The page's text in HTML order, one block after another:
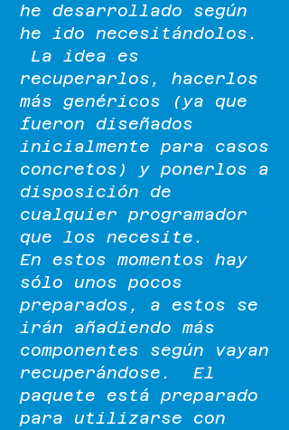
he desarrollado según
he ido necesitándolos.
La idea es
recuperarlos, hacerlos
más genéricos (ya que
fueron diseñados
inicialmente para casos
concretos) y ponerlos a
disposición de
cualquier programador
que los necesite.
En estos momentos hay
sólo unos pocos
preparados, a estos se
irán añadiendo más
componentes según vayan
recuperándose. El
paquete está preparado
para utilizarse con